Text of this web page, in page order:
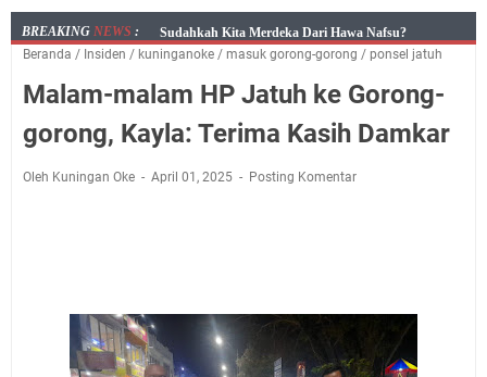
BREAKING NEWS :
Info Sembako di Pasar Kepuh Kuningan Kamis 6
Agustus 2026, Daging Naik, Telur Turun
Agenda Kegiatan Bupati Kuningan Kamis 6 Agustus
Kamis 6 Agustus 2026 Mobil Samling Ada di Alun-alun
Luragung, Ini Persyaratan dan Besaran Biayanya
Pembersih Dosa Kita, Ini Jadwal Salat Wilayah
Kuningan Kamis 6 Agustus 2026
Beranda / Insiden / kuninganoke / masuk gorong-gorong / ponsel jatuh
Malam-malam HP Jatuh ke Gorong-
gorong, Kayla: Terima Kasih Damkar
Oleh Kuningan Oke April 01, 2025 Posting Komentar